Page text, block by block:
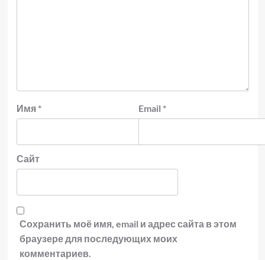
Имя * Email *
Сайт
Сохранить моё имя, email и адрес сайта в этом
браузере для последующих моих
комментариев.